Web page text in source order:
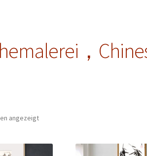
，
angezeigt